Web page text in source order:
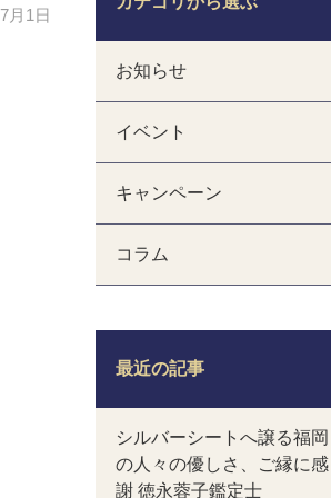
月1日
お知らせ
イベント
キャンペーン
コラム
最近の記事
シルバーシートへ譲る福岡
の人々の優しさ、ご縁に感
謝 徳永蓉子鑑定士